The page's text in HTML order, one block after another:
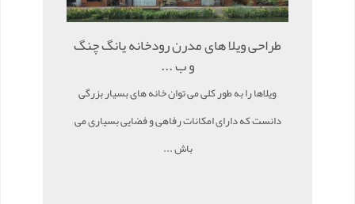
طراحی ویلا های مدرن رودخانه یانگ چنگ
و ب ...
ویلاها را به طور کلی می توان خانه های بسیار بزرگی
دانست که دارای امکانات رفاهی و فضایی بسیاری می
باش ...